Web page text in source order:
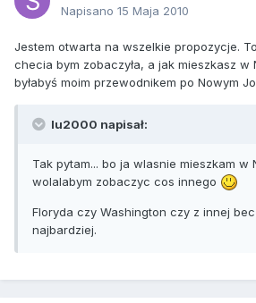
Napisano 15 Maja 2010
Jestem otwarta na wszelkie propozycje.
checia bym zobaczyła, a jak mieszkasz w
byłabyś moim przewodnikem po Nowym
lu2000 napisał:
Tak pytam... bo ja wlasnie mieszkam w
wolalabym zobaczyc cos innego
Floryda czy Washington czy z innej
najbardziej.